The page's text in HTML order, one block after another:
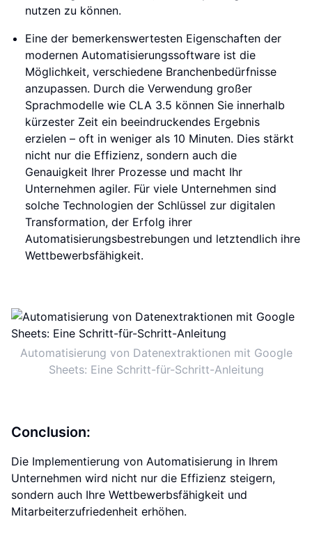
nutzen zu können.
Eine der bemerkenswertesten Eigenschaften der
modernen Automatisierungssoftware ist die
Möglichkeit, verschiedene Branchenbedürfnisse
anzupassen. Durch die Verwendung großer
Sprachmodelle wie CLA 3.5 können Sie innerhalb
kürzester Zeit ein beeindruckendes Ergebnis
erzielen – oft in weniger als 10 Minuten. Dies stärkt
nicht nur die Effizienz, sondern auch die
Genauigkeit Ihrer Prozesse und macht Ihr
Unternehmen agiler. Für viele Unternehmen sind
solche Technologien der Schlüssel zur digitalen
Transformation, der Erfolg ihrer
Automatisierungsbestrebungen und letztendlich ihre
Wettbewerbsfähigkeit.
Automatisierung von Datenextraktionen mit Google
Sheets: Eine Schritt-für-Schritt-Anleitung
Conclusion:
Die Implementierung von Automatisierung in Ihrem
Unternehmen wird nicht nur die Effizienz steigern,
sondern auch Ihre Wettbewerbsfähigkeit und
Mitarbeiterzufriedenheit erhöhen.